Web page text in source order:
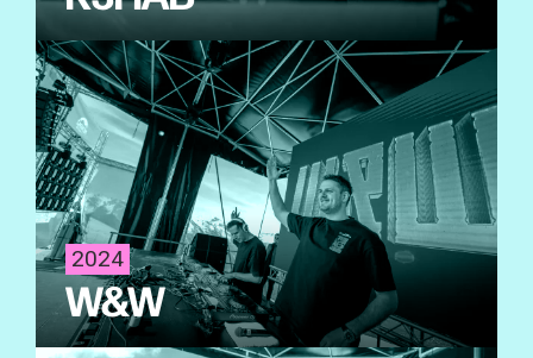
2024
W&W